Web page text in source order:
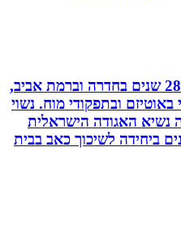
מנדי, כירופרקט 28 שנים בחדרה וברמת אביב,
ובתפקודי מוח. נשוי
האגודה הישראלית
עבד 8 שנים ביחידה לשיכוך כאב בבית